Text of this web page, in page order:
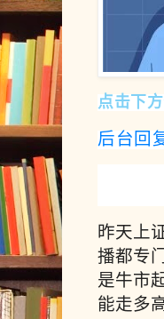
点击下
后台回
昨天上
播都专
是牛市
能走多